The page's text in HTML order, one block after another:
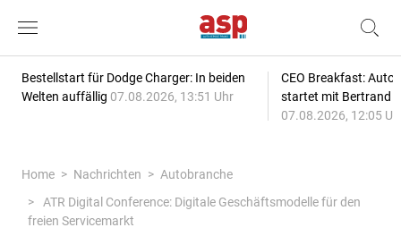
Bestellstart für Dodge Charger: In beiden
Welten auffällig 07.08.2026, 13:51 Uhr
CEO Breakfast:
startet mit Bertrand
07.08.2026, 12:05
Home Nachrichten
Autobranche
ATR Digital Conference: Digitale Geschäftsmodelle für den
freien Servicemarkt